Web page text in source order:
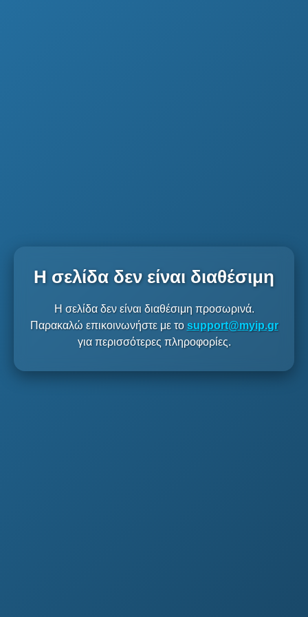
Η σελίδα δεν είναι διαθέσιμη
Η σελίδα δεν είναι διαθέσιμη προσωρινά.
Παρακαλώ επικοινωνήστε με το support@myip.gr
για περισσότερες πληροφορίες.